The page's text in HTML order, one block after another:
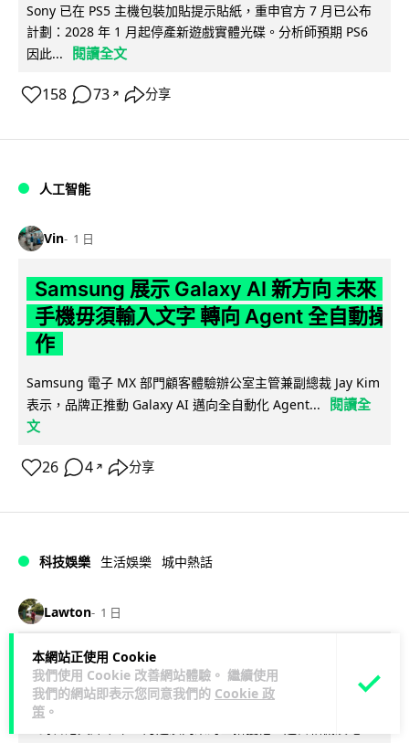
本網站正使用 Cookie
我們使用 Cookie 改善網站體驗。 繼續使用
我們的網站即表示您同意我們的 Cookie 政
策 。
Sony 已在 PS5 主機包裝加貼提示貼紙，重申官方 7 月已公布
計劃：2028 年 1 月起停產新遊戲實體光碟。分析師預期 PS6
因此...
閱讀全文
158 73 ↗ 分享
人工智能
Vin 1 日
Samsung 展示 Galaxy AI 新方向 未來
手機毋須輸入文字 轉向 Agent 全自動操
作
Samsung 電子 MX 部門顧客體驗辦公室主管兼副總裁 Jay Kim
表示，品牌正推動 Galaxy AI 邁向全自動化 Agent...
閱讀全
文
26 4 ↗ 分享
科技娛樂 生活娛樂 城中熱話
Lawton 1 日
港夫婦澳門的士拾相機 據為己有被的士
Cam 睇到 2 個月後再入境被捕